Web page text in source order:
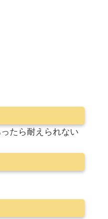
たら耐えられない